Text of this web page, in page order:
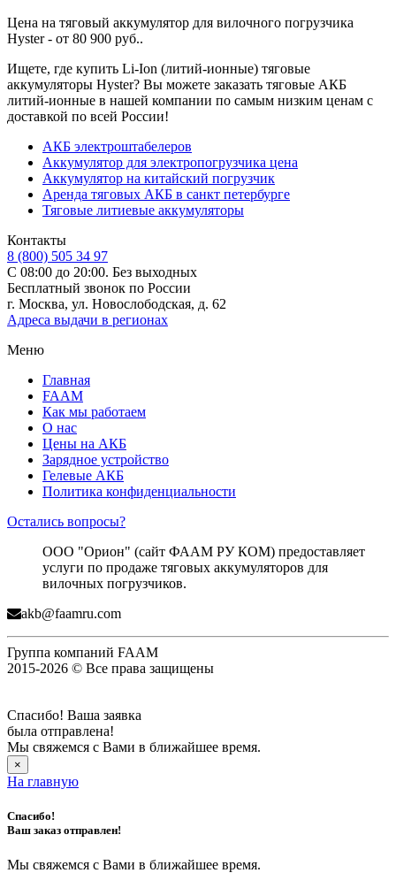
Цена на тяговый аккумулятор для вилочного погрузчика
Hyster - от 80 900 руб..
Ищете, где купить Li-Ion (литий-ионные) тяговые
аккумуляторы Hyster? Вы можете заказать тяговые АКБ
литий-ионные в нашей компании по самым низким ценам с
доставкой по всей России!
АКБ электроштабелеров
Аккумулятор для электропогрузчика цена
Аккумулятор на китайский погрузчик
Аренда тяговых АКБ в санкт петербурге
Тяговые литиевые аккумуляторы
Контакты
8 (800) 505 34 97
С 08:00 до 20:00. Без выходных
Бесплатный звонок по России
г. Москва, ул. Новослободская, д. 62
Адреса выдачи в регионах
Меню
Главная
FAAM
Как мы работаем
О нас
Цены на АКБ
Зарядное устройство
Гелевые АКБ
Политика конфиденциальности
Остались вопросы?
ООО "Орион" (сайт ФААМ РУ КОМ) предоставляет
услуги по продаже тяговых аккумуляторов для
вилочных погрузчиков.
akb@faamru.com
Группа компаний FAAM
2015-2026 © Все права защищены
Спасибо! Ваша заявка
была отправлена!
Мы свяжемся с Вами в ближайшее время.
×
На главную
Спасибо!
Ваш заказ отправлен!
Мы свяжемся с Вами в ближайшее время.